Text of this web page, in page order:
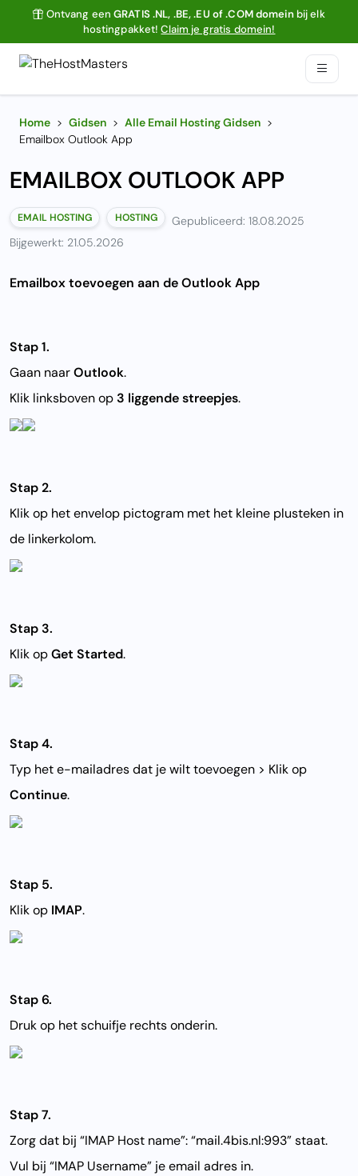
Ontvang eenGRATIS .NL, .BE, .EU of .COM domeinbij elk
hostingpakket!Claim je gratis domein!
Home > Gidsen > Alle Email Hosting Gidsen >
Emailbox Outlook App
EMAILBOX OUTLOOK APP
EMAIL HOSTING HOSTING
Gepubliceerd: 18.08.2025
Bijgewerkt: 21.05.2026
Emailbox toevoegen aan de Outlook App
Stap 1.
Gaan naarOutlook.
Klik linksboven op 3 liggende streepjes.
Stap 2.
Klik op het envelop pictogram met het kleine plusteken in
de linkerkolom.
Stap 3.
Klik opGet Started.
Stap 4.
Typ het e-mailadres dat je wilt toevoegen > Klik op
Continue.
Stap 5.
Klik op IMAP.
Stap 6.
Druk op het schuifje rechts onderin.
Stap 7.
Zorg dat bij “IMAP Host name”: “mail.4bis.nl:993” staat.
Vul bij “IMAP Username” je email adres in.